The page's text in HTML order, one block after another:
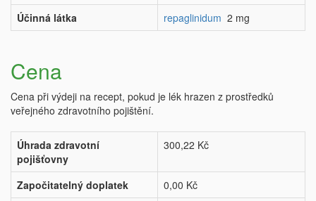
Účinná látka
repaglinidum 2 mg
Cena
Cena při výdeji na recept, pokud je lék hrazen z prostředků
veřejného zdravotního pojištění.
Úhrada zdravotní
pojišťovny
300,22 Kč
Započitatelný doplatek
0,00 Kč